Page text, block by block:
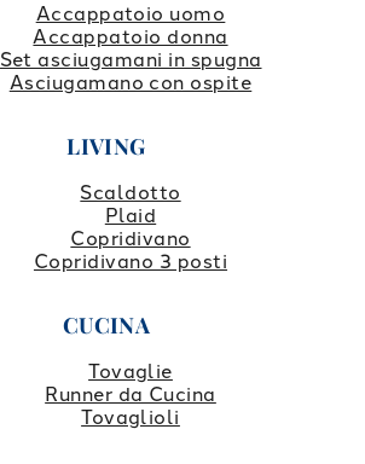
Accappatoio uomo
Accappatoio donna
Set asciugamani in spugna
Asciugamano con ospite
LIVING
Scaldotto
Plaid
Copridivano
Copridivano 3 posti
CUCINA
Tovaglie
Runner da Cucina
Tovaglioli